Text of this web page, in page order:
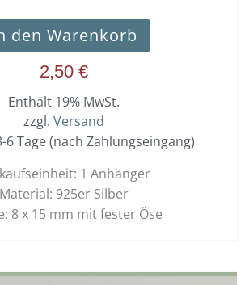
den Warenkorb
2,50 €
Enthält 19% MwSt.
zzgl. Versand
6 Tage (nach Zahlungseingang)
1 Anhänger
Material: 925er Silber
8 x 15 mm mit fester Öse